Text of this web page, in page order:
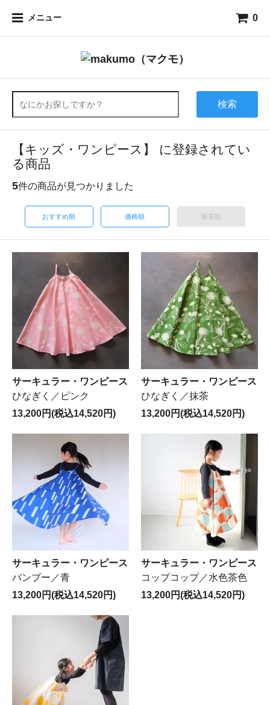
メニュー 0
検索
【キッズ・ワンピース】 に登録されてい
る商品
5件の商品が見つかりました
おすすめ順 価格順 新着順
サーキュラー・ワンピース
ひなぎく／ピンク
13,200円(税込14,520円)
サーキュラー・ワンピース
ひなぎく／抹茶
13,200円(税込14,520円)
サーキュラー・ワンピース
バンブー／青
13,200円(税込14,520円)
サーキュラー・ワンピース
コップコップ／水色茶色
13,200円(税込14,520円)